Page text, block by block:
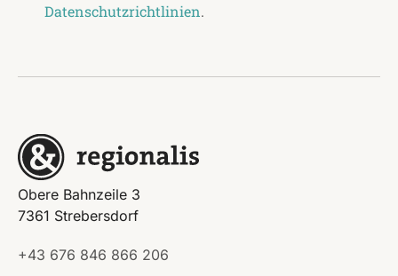
Datenschutzrichtlinien.
Obere Bahnzeile 3
7361 Strebersdorf
+43 676 846 866 206